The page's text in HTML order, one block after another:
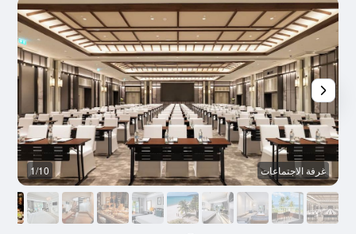
غرفة الاجتماعات 1/10